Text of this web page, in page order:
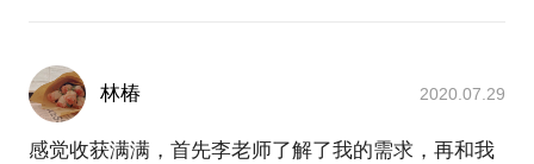
林椿 2020.07.29
感觉收获满满，首先李老师了解了我的需求，再和我